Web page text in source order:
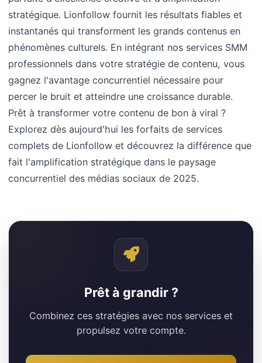
stratégique. Lionfollow fournit les résultats fiables et
instantanés qui transforment les grands contenus en
phénomènes culturels. En intégrant nos services SMM
professionnels dans votre stratégie de contenu, vous
gagnez l'avantage concurrentiel nécessaire pour
percer le bruit et atteindre une croissance durable.
Prêt à transformer votre contenu de bon à viral ?
Explorez dès aujourd'hui les forfaits de services
complets de Lionfollow et découvrez la différence que
fait l'amplification stratégique dans le paysage
concurrentiel des médias sociaux de 2025.
Prêt à grandir ?
Combinez ces stratégies avec nos services et
propulsez votre compte.